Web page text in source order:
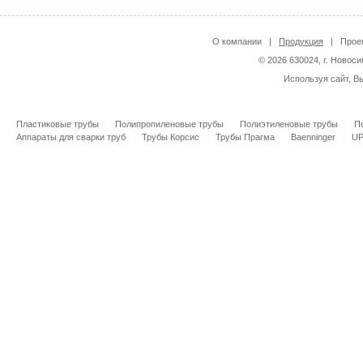
О компании | Продукция |
© 2026 630024, г.
Используя сайт,
Пластиковые трубы Полипропиленовые трубы Полиэтиленовые трубы
Аппараты для сварки труб
Трубы Корсис Трубы Прагма Baenninger